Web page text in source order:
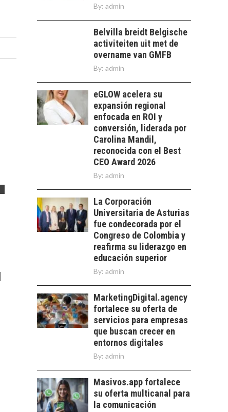
innovación para
LA
TRANSFORMACIÓN
DE LOS RECURSOS
HUMANOS EN LAS
EMPRESAS
La transformación
estratégica de los
recursos humanos en
las empresas…
FINANCIAMIENTO
PARA PYMES EN
CHILE:
ALTERNATIVAS MÁS
ALLÁ DEL CRÉDITO
BANCARIO
Financiamiento para
pymes en Chile:
trascienden el
crédito…
EL CRECIMIENTO DE
LOS SERVICIOS
DIGITALES
EXPORTADOS DESDE
CHILE
El auge de las
exportaciones de
servicios digitales en
Chile:…
TURISMO EN EL
DESIERTO DE
ATACAMA:
OPORTUNIDADES
PARA EL
DESARROLLO LOCAL
El Desierto de
Atacama: Motor
Estratégico para el
By: admin
Belvilla breidt Belgische
activiteiten uit met de
overname van GMFB
By: admin
eGLOW acelera su
expansión regional
enfocada en ROI y
conversión, liderada por
Carolina Mandil,
reconocida con el Best
CEO Award 2026
By: admin
La Corporación
Universitaria de Asturias
fue condecorada por el
Congreso de Colombia y
reafirma su liderazgo en
educación superior
By: admin
MarketingDigital.agency
fortalece su oferta de
servicios para empresas
que buscan crecer en
entornos digitales
By: admin
Masivos.app fortalece
su oferta multicanal para
la comunicación